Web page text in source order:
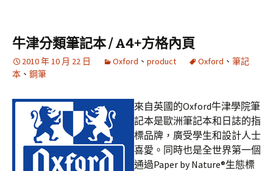
牛津分類筆記本 / A4+方格內頁
2010 年 10 月 22 日 Oxford 、 product Oxford 、 筆記
本 、 鋼筆
來自英國的Oxford牛津學院筆
記本是歐洲筆記本和日誌的指
標品牌，廣受學生和設計人士
喜愛。同時也是全世界第一個
通過Paper by Nature®生態標